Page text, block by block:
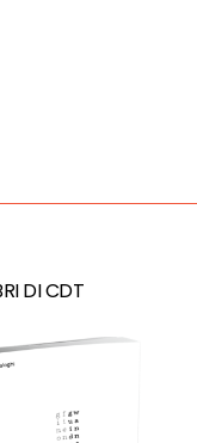
DI CDT